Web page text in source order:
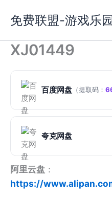
容
免费联盟-游戏乐
XJ01449
百度网盘 （提取码：
夸克网盘
阿里云盘 ：
https://